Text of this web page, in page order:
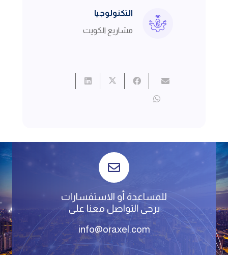
التكنولوجيا
مشاريع الكويت
للمساعدة أو الاستفسارات
يرجى التواصل معنا على
info@oraxel.com